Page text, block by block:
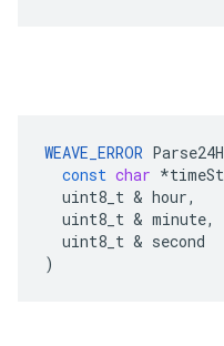
WEAVE_ERROR
const char *
uint8_t & hour,
uint8_t & minute,
uint8_t & second
)